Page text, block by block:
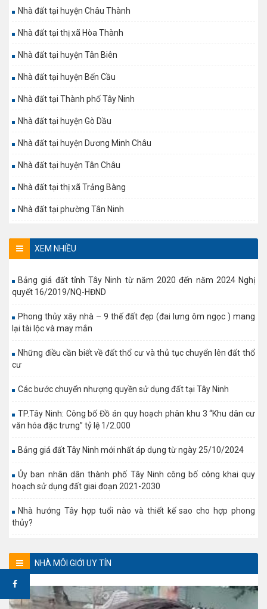
Nhà đất tại huyện Châu Thành
Nhà đất tại thị xã Hòa Thành
Nhà đất tại huyện Tân Biên
Nhà đất tại huyện Bến Cầu
Nhà đất tại Thành phố Tây Ninh
Nhà đất tại huyện Gò Dầu
Nhà đất tại huyện Dương Minh Châu
Nhà đất tại huyện Tân Châu
Nhà đất tại thị xã Trảng Bàng
Nhà đất tại phường Tân Ninh
XEM NHIỀU
Bảng giá đất tỉnh Tây Ninh từ năm 2020 đến năm 2024 Nghị
quyết 16/2019/NQ-HĐND
Phong thủy xây nhà – 9 thế đất đẹp (đai lưng ôm ngọc ) mang
lại tài lộc và may mắn
Những điều cần biết về đất thổ cư và thủ tục chuyển lên đất thổ
cư
Các bước chuyển nhượng quyền sử dụng đất tại Tây Ninh
TP.Tây Ninh: Công bố Đồ án quy hoạch phân khu 3 “Khu dân cư
văn hóa đặc trưng” tỷ lệ 1/2.000
Bảng giá đất Tây Ninh mới nhất áp dụng từ ngày 25/10/2024
Ủy ban nhân dân thành phố Tây Ninh công bố công khai quy
hoạch sử dụng đất giai đoạn 2021-2030
Nhà hướng Tây hợp tuổi nào và thiết kế sao cho hợp phong
thủy?
NHÀ MÔI GIỚI UY TÍN